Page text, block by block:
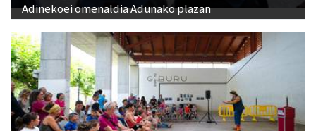
Adinekoei omenaldia Adunako plazan